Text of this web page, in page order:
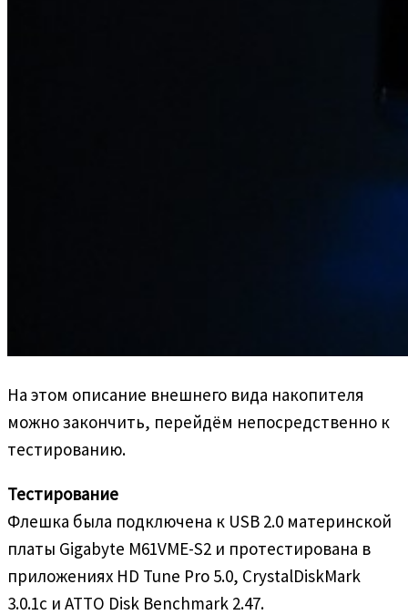
На этом описание внешнего вида накопителя
можно закончить, перейдём непосредственно к
тестированию.
Тестирование
Флешка была подключена к USB 2.0 материнской
платы Gigabyte M61VME-S2 и протестирована в
приложениях HD Tune Pro 5.0, CrystalDiskMark
3.0.1c и ATTO Disk Benchmark 2.47.